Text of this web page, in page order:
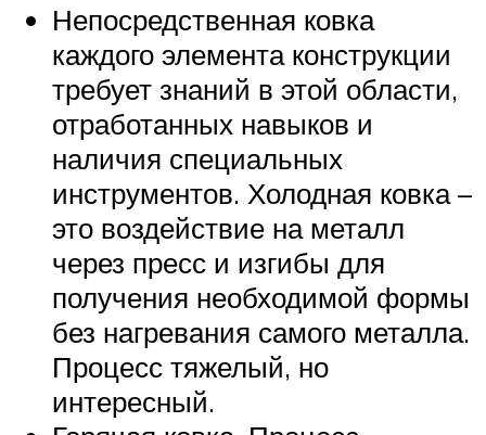
Непосредственная ковка
каждого элемента конструкции
требует знаний в этой области,
отработанных навыков и
наличия специальных
инструментов. Холодная ковка –
это воздействие на металл
через пресс и изгибы для
получения необходимой формы
без нагревания самого металла.
Процесс тяжелый, но
интересный.